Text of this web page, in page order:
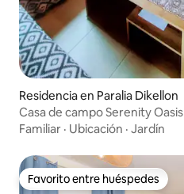
Residencia en Paralia Dikellon
Casa de campo Serenity Oasis
Familiar · Ubicación · Jardín
Favorito entre huéspedes
Favorito entre huéspedes